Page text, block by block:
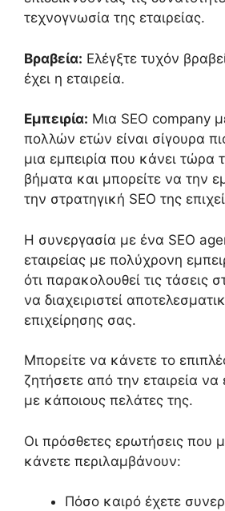
τεχνογνωσία της εταιρείας.
Βραβεία: Ελέγξτε τυχόν
έχει η εταιρεία.
Εμπειρία: Μια SEO company
πολλών ετών είναι σίγουρα
μια εμπειρία που κάνει τώρα
βήματα και μπορείτε να την
την στρατηγική SEO της
Η συνεργασία με ένα SEO
εταιρείας με πολύχρονη
ότι παρακολουθεί τις τάσεις
να διαχειριστεί
επιχείρησης σας.
Μπορείτε να κάνετε το
ζητήσετε από την εταιρεία να
με κάποιους πελάτες της.
Οι πρόσθετες ερωτήσεις που
κάνετε περιλαμβάνουν:
Πόσο καιρό έχετε